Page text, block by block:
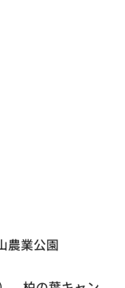
農業公園